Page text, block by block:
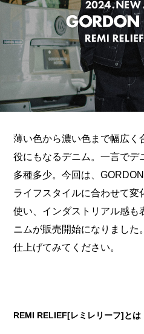
薄い色から濃い色まで幅広く
役にもなるデニム。一言でデ
多種多少。今回は、
ライフスタイルに合わせて変
使い、インダストリアル感も
ニムが販売開始になりました
仕上げてみてください。
REMI RELIEF[レミレリーフ]とは